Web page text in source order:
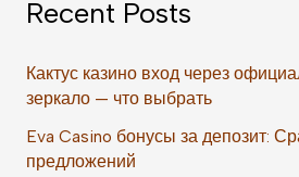
Recent Posts
Кактус казино вход через
зеркало — что выбрать
Eva Casino бонусы за депозит:
предложений